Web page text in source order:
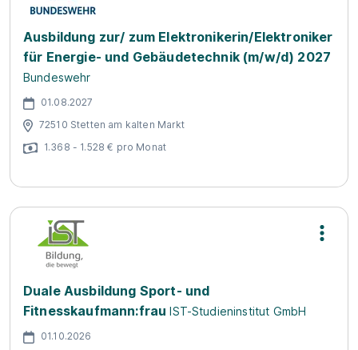
Ausbildung zur/ zum Elektronikerin/Elektroniker
für Energie- und Gebäudetechnik (m/w/d) 2027
Bundeswehr
01.08.2027
72510 Stetten am kalten Markt
1.368 - 1.528 € pro Monat
Duale Ausbildung Sport- und
Fitnesskaufmann:frau IST-Studieninstitut GmbH
01.10.2026